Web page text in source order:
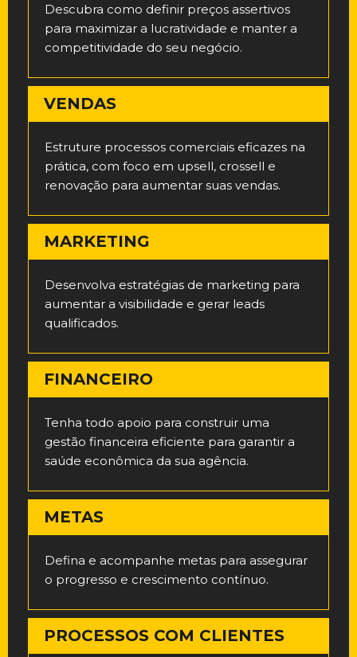
Descubra como definir preços assertivos
para maximizar a lucratividade e manter a
competitividade do seu negócio.
VENDAS
Estruture processos comerciais eficazes na
prática, com foco em upsell, crossell e
renovação para aumentar suas vendas.
MARKETING
Desenvolva estratégias de marketing para
aumentar a visibilidade e gerar leads
qualificados.
FINANCEIRO
Tenha todo apoio para construir uma
gestão financeira eficiente para garantir a
saúde econômica da sua agência.
METAS
Defina e acompanhe metas para assegurar
o progresso e crescimento contínuo.
PROCESSOS COM CLIENTES